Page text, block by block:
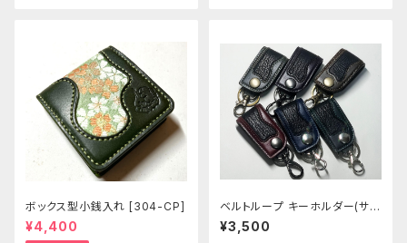
ボックス型小銭入れ [304-CP]
¥4,400
ベルトループ キーホルダー(サメ
革) 全6色 [437-442]
¥3,500